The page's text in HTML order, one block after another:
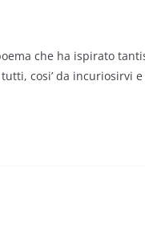
che ha ispirato
cosi’ da incuriosirvi